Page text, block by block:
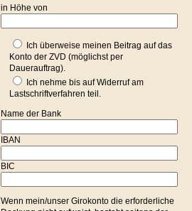
in Höhe von
Ich überweise meinen Beitrag auf das
Konto der ZVD (möglichst per
Dauerauftrag).
Ich nehme bis auf Widerruf am
Lastschriftverfahren teil.
Name der Bank
IBAN
BIC
Wenn mein/unser Girokonto die erforderliche